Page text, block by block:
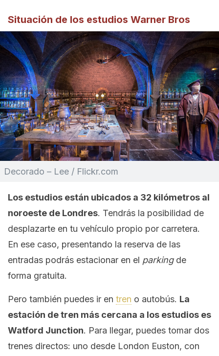
Situación de los estudios Warner Bros
Decorado – Lee / Flickr.com
Los estudios están ubicados a 32 kilómetros al
noroeste de Londres. Tendrás la posibilidad de
desplazarte en tu vehículo propio por carretera.
En ese caso, presentando la reserva de las
entradas podrás estacionar en el parkingde
forma gratuita.
Pero también puedes ir en tren o autobús. La
estación de tren más cercana a los estudios es
Watford Junction. Para llegar, puedes tomar dos
trenes directos: uno desde London Euston, con